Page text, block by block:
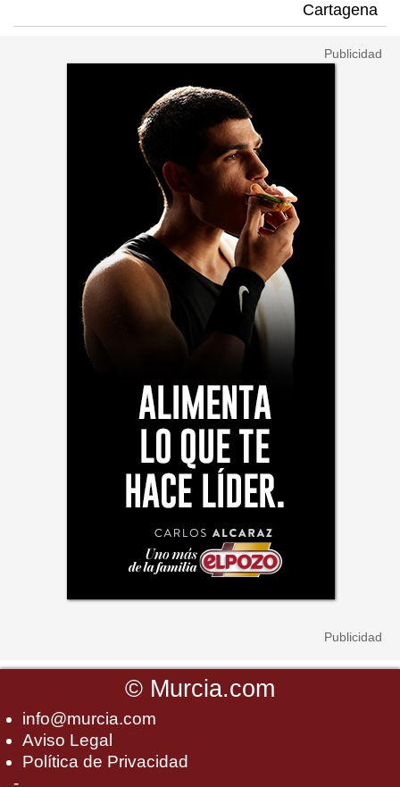
Cartagena
© Murcia.com
info@murcia.com
Aviso Legal
Política de Privacidad
-